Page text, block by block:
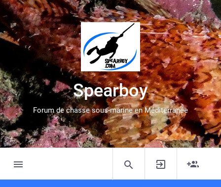
Spearboy
Forum de chasse sous-marine en Méditerranée